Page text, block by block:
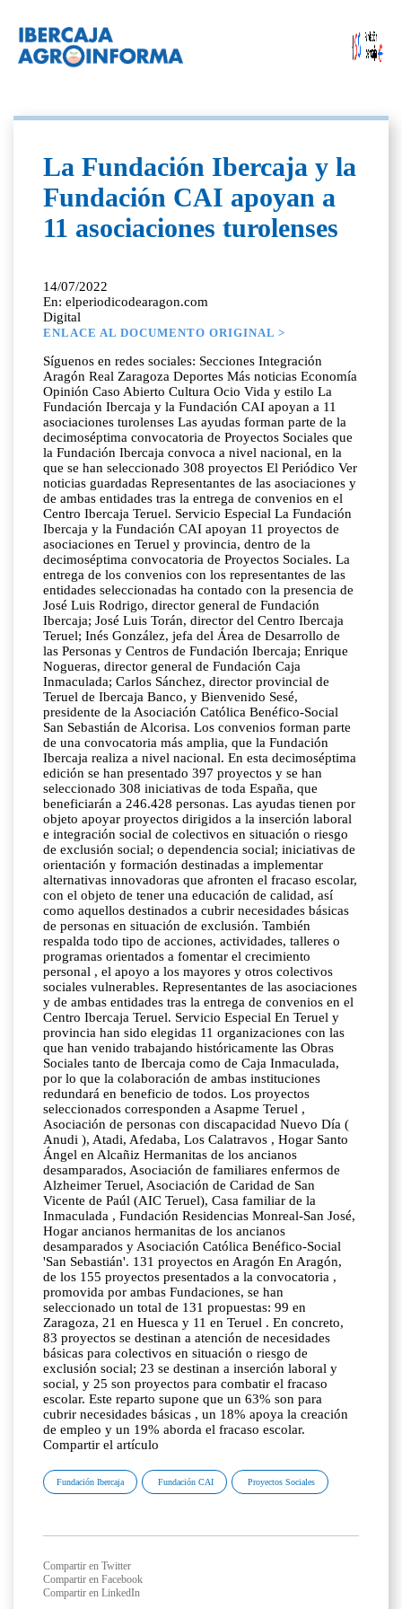
La Fundación Ibercaja y la
Fundación CAI apoyan a
11 asociaciones turolenses
14/07/2022
En: elperiodicodearagon.com
Digital
ENLACE AL DOCUMENTO ORIGINAL >
Síguenos en redes sociales: Secciones Integración
Aragón Real Zaragoza Deportes Más noticias Economía
Opinión Caso Abierto Cultura Ocio Vida y estilo La
Fundación Ibercaja y la Fundación CAI apoyan a 11
asociaciones turolenses Las ayudas forman parte de la
decimoséptima convocatoria de Proyectos Sociales que
la Fundación Ibercaja convoca a nivel nacional, en la
que se han seleccionado 308 proyectos El Periódico Ver
noticias guardadas Representantes de las asociaciones y
de ambas entidades tras la entrega de convenios en el
Centro Ibercaja Teruel. Servicio Especial La Fundación
Ibercaja y la Fundación CAI apoyan 11 proyectos de
asociaciones en Teruel y provincia, dentro de la
decimoséptima convocatoria de Proyectos Sociales. La
entrega de los convenios con los representantes de las
entidades seleccionadas ha contado con la presencia de
José Luis Rodrigo, director general de Fundación
Ibercaja; José Luis Torán, director del Centro Ibercaja
Teruel; Inés González, jefa del Área de Desarrollo de
las Personas y Centros de Fundación Ibercaja; Enrique
Nogueras, director general de Fundación Caja
Inmaculada; Carlos Sánchez, director provincial de
Teruel de Ibercaja Banco, y Bienvenido Sesé,
presidente de la Asociación Católica Benéfico-Social
San Sebastián de Alcorisa. Los convenios forman parte
de una convocatoria más amplia, que la Fundación
Ibercaja realiza a nivel nacional. En esta decimoséptima
edición se han presentado 397 proyectos y se han
seleccionado 308 iniciativas de toda España, que
beneficiarán a 246.428 personas. Las ayudas tienen por
objeto apoyar proyectos dirigidos a la inserción laboral
e integración social de colectivos en situación o riesgo
de exclusión social; o dependencia social; iniciativas de
orientación y formación destinadas a implementar
alternativas innovadoras que afronten el fracaso escolar,
con el objeto de tener una educación de calidad, así
como aquellos destinados a cubrir necesidades básicas
de personas en situación de exclusión. También
respalda todo tipo de acciones, actividades, talleres o
programas orientados a fomentar el crecimiento
personal , el apoyo a los mayores y otros colectivos
sociales vulnerables. Representantes de las asociaciones
y de ambas entidades tras la entrega de convenios en el
Centro Ibercaja Teruel. Servicio Especial En Teruel y
provincia han sido elegidas 11 organizaciones con las
que han venido trabajando históricamente las Obras
Sociales tanto de Ibercaja como de Caja Inmaculada,
por lo que la colaboración de ambas instituciones
redundará en beneficio de todos. Los proyectos
seleccionados corresponden a Asapme Teruel ,
Asociación de personas con discapacidad Nuevo Día (
Anudi ), Atadi, Afedaba, Los Calatravos , Hogar Santo
Ángel en Alcañiz Hermanitas de los ancianos
desamparados, Asociación de familiares enfermos de
Alzheimer Teruel, Asociación de Caridad de San
Vicente de Paúl (AIC Teruel), Casa familiar de la
Inmaculada , Fundación Residencias Monreal-San José,
Hogar ancianos hermanitas de los ancianos
desamparados y Asociación Católica Benéfico-Social
'San Sebastián'. 131 proyectos en Aragón En Aragón,
de los 155 proyectos presentados a la convocatoria ,
promovida por ambas Fundaciones, se han
seleccionado un total de 131 propuestas: 99 en
Zaragoza, 21 en Huesca y 11 en Teruel . En concreto,
83 proyectos se destinan a atención de necesidades
básicas para colectivos en situación o riesgo de
exclusión social; 23 se destinan a inserción laboral y
social, y 25 son proyectos para combatir el fracaso
escolar. Este reparto supone que un 63% son para
cubrir necesidades básicas , un 18% apoya la creación
de empleo y un 19% aborda el fracaso escolar.
Compartir el artículo
Fundación Ibercaja Fundación CAI Proyectos Sociales
Compartir en Twitter
Compartir en Facebook
Compartir en LinkedIn